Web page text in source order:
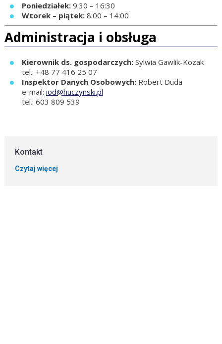
Poniedziałek:9:30 – 16:30
Wtorek – piątek:8:00 – 14:00
Administracja i obsługa
Kierownik ds. gospodarczych:Sylwia Gawlik-Kozak
tel.: +48 77 416 25 07
Inspektor Danych Osobowych:Robert Duda
e-mail: iod@huczynski.pl
tel.: 603 809 539
Kontakt
Czytaj więcej